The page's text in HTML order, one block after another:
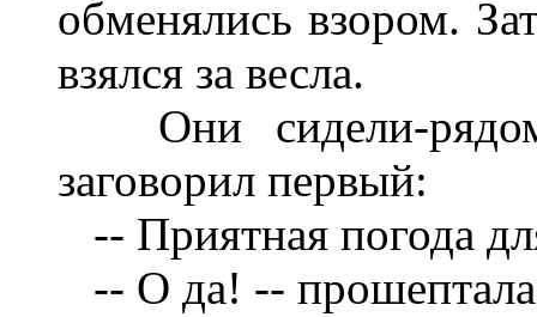
обменялись взором.
взялся за весла.
Они сидели-
заговорил первый:
-- Приятная погода
-- О да! --